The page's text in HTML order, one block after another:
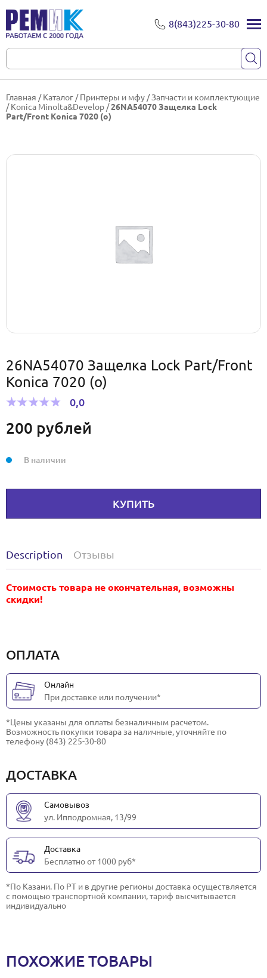
8(843)225-30-80
Главная /Каталог /Принтеры и мфу /Запчасти и комплектующие
/Konica Minolta&Develop /26NA54070 Защелка Lock
Part/Front Konica 7020 (о)
26NA54070 Защелка Lock Part/Front
Konica 7020 (о)
0,0
200 рублей
КУПИТЬ
В наличии
Description Отзывы
Стоимость товара не окончательная, возможны
скидки!
ОПЛАТА
Онлайн
При доставке или получении*
*Цены указаны для оплаты безналичным расчетом.
Возможность покупки товара за наличные, уточняйте по
телефону (843) 225-30-80
ДОСТАВКА
Самовывоз
ул. Ипподромная, 13/99
Доставка
Бесплатно от 1000 руб*
*По Казани. По РТ и в другие регионы доставка осуществляется
с помощью транспортной компании, тариф высчитывается
индивидуально
ПОХОЖИЕ ТОВАРЫ